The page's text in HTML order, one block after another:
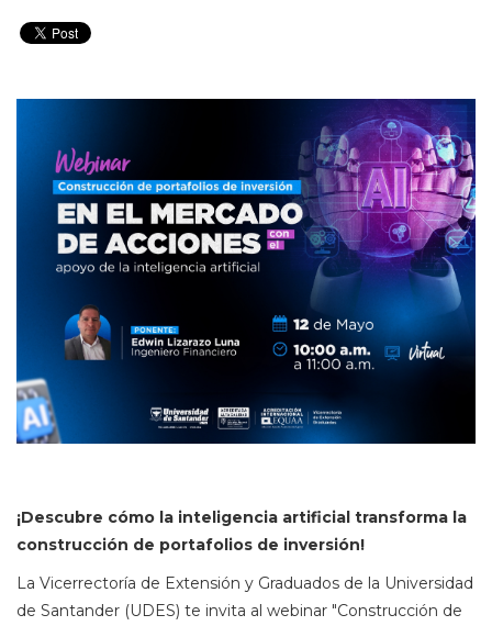
¡Descubre cómo la inteligencia artificial transforma la
construcción de portafolios de inversión!
La Vicerrectoría de Extensión y Graduados de la Universidad
de Santander (UDES) te invita al webinar "Construcción de